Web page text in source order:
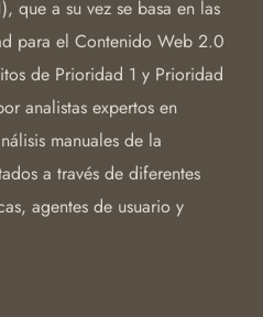
que a su vez se basa en las
para el Contenido Web 2.0
de Prioridad 1 y Prioridad
analistas expertos en
manuales de la
a través de diferentes
agentes de usuario y